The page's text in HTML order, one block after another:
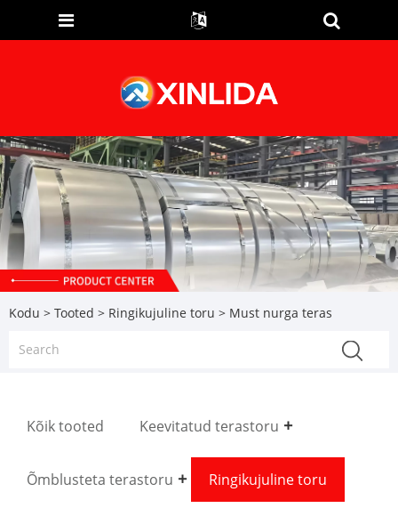
Kodu > Tooted > Ringikujuline toru > Must nurga teras
Kõik tooted Keevitatud terastoru
Õmblusteta terastoru Ringikujuline toru